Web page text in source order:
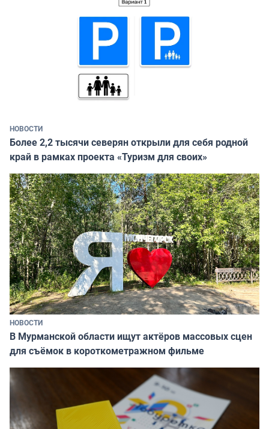
НОВОСТИ
Более 2,2 тысячи северян открыли для себя родной
край в рамках проекта «Туризм для своих»
НОВОСТИ
В Мурманской области ищут актёров массовых сцен
для съёмок в короткометражном фильме